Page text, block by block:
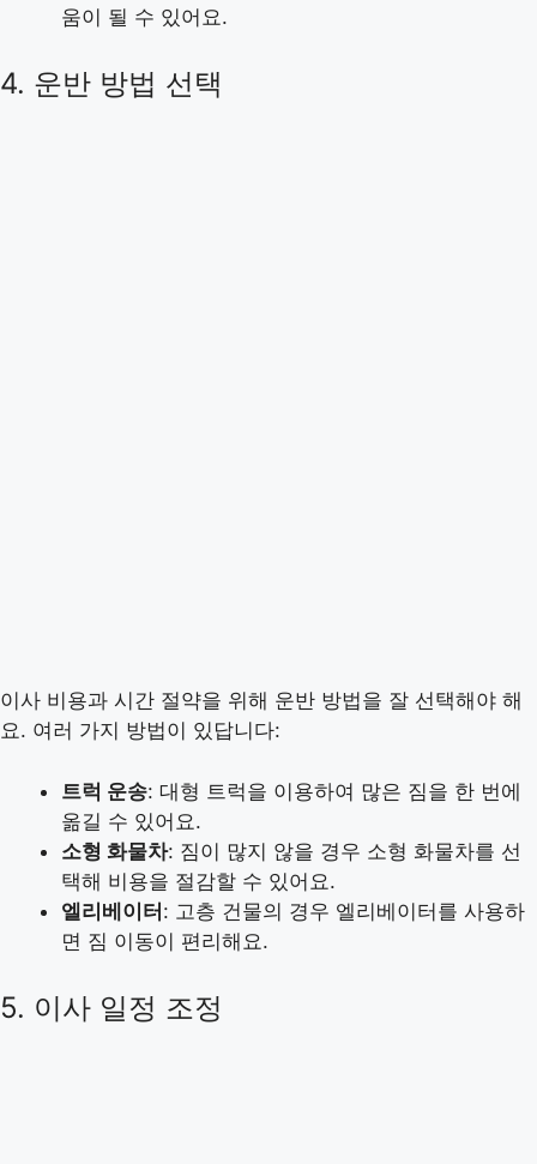
움이 될 수 있어요.
4. 운반 방법 선택
이사 비용과 시간 절약을 위해 운반 방법을 잘 선택해야 해
요. 여러 가지 방법이 있답니다:
트럭 운송: 대형 트럭을 이용하여 많은 짐을 한 번에
옮길 수 있어요.
소형 화물차: 짐이 많지 않을 경우 소형 화물차를 선
택해 비용을 절감할 수 있어요.
엘리베이터: 고층 건물의 경우 엘리베이터를 사용하
면 짐 이동이 편리해요.
5. 이사 일정 조정